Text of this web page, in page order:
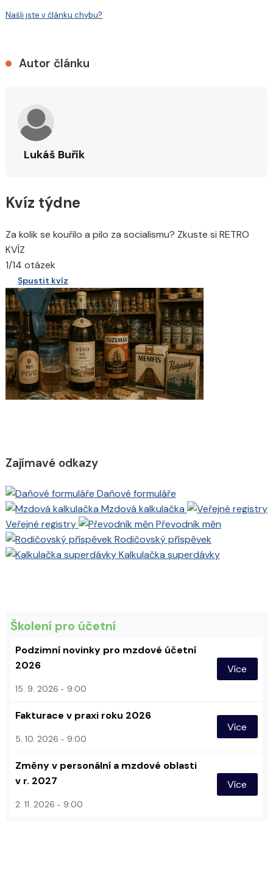
Našli jste v článku chybu?
Autor článku
Lukáš Buřík
Kvíz týdne
Za kolik se kouřilo a pilo za socialismu? Zkuste si RETRO
KVÍZ
1/14 otázek
Spustit kvíz
Zajímavé odkazy
Daňové formuláře
Mzdová kalkulačka
Veřejné registry
Převodník měn
Rodičovský příspěvek
Kalkulačka superdávky
Školení pro účetní
Podzimní novinky pro mzdové účetní
2026
15. 9. 2026 9:00
Více
Fakturace v praxi roku 2026
5. 10. 2026 9:00
Více
Změny v personální a mzdové oblasti
v r. 2027
2. 11. 2026 9:00
Více